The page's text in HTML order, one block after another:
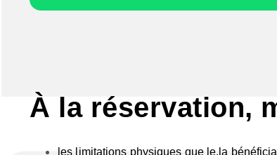
À la réservation,
les limitations physiques que le.la